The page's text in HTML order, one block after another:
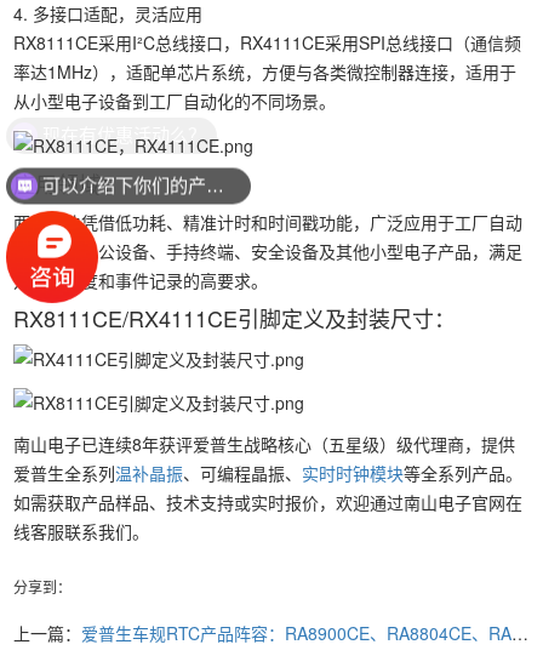
4. 多接口适配，灵活应用
RX8111CE采用I²C总线接口，RX4111CE采用SPI总线接口（通信频
率达1MHz），适配单芯片系统，方便与各类微控制器连接，适用于
从小型电子设备到工厂自动化的不同场景。
应用领域：
两款模块凭借低功耗、精准计时和时间戳功能，广泛应用于工厂自动
化设备、办公设备、手持终端、安全设备及其他小型电子产品，满足
对时间精度和事件记录的高要求。
RX8111CE/RX4111CE引脚定义及封装尺寸：
南山电子已连续8年获评爱普生战略核心（五星级）级代理商，提供
爱普生全系列温补晶振、可编程晶振、 实时时钟模块等全系列产品。
如需获取产品样品、技术支持或实时报价，欢迎通过南山电子官网在
线客服联系我们。
分享到：
上一篇： 爱普生车规RTC产品阵容：RA8900CE、RA8804CE、RA8000CE、RA4000CE特性解析